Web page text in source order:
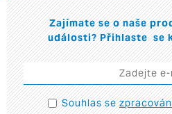
Zajímate se o naše
události? Přihlaste se
Souhlas se